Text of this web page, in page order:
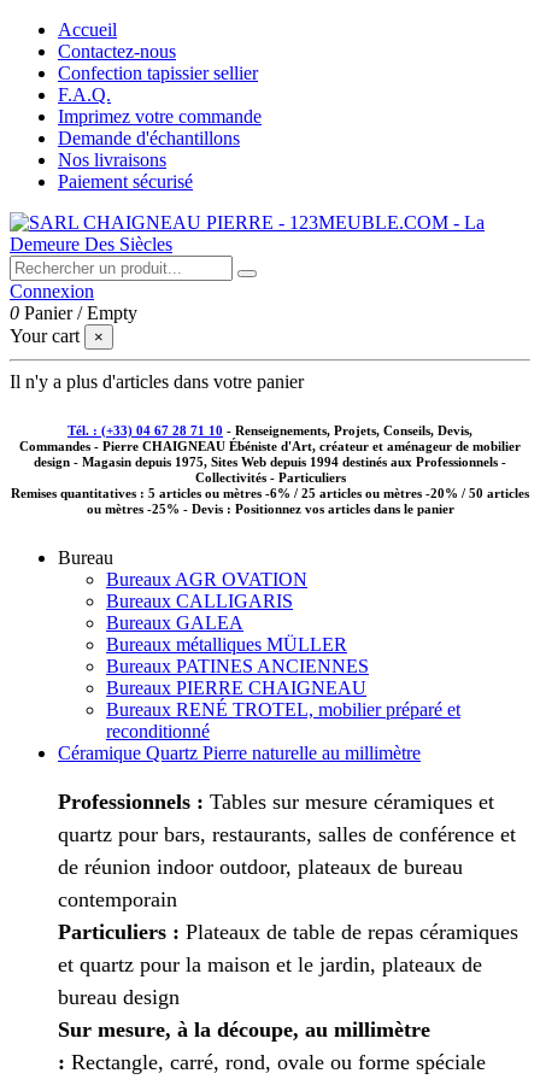
Accueil
Contactez-nous
Confection tapissier sellier
F.A.Q.
Imprimez votre commande
Demande d'échantillons
Nos livraisons
Paiement sécurisé
Connexion
0 Panier /Empty
Your cart
×
Il n'y a plus d'articles dans votre panier
Tél. : (+33) 04 67 28 71 10 - Renseignements, Projets, Conseils, Devis,
Commandes - Pierre CHAIGNEAU Ébéniste d'Art, créateur et aménageur de mobilier
design - Magasin depuis 1975, Sites Web depuis 1994 destinés aux Professionnels -
Collectivités - Particuliers
Remises quantitatives : 5 articles ou mètres -6% / 25 articles ou mètres -20% / 50 articles
ou mètres -25% - Devis : Positionnez vos articles dans le panier
Bureau
Bureaux AGR OVATION
Bureaux CALLIGARIS
Bureaux GALEA
Bureaux métalliques MÜLLER
Bureaux PATINES ANCIENNES
Bureaux PIERRE CHAIGNEAU
Bureaux RENÉ TROTEL, mobilier préparé et
reconditionné
Céramique Quartz Pierre naturelle au millimètre
Professionnels : Tables sur mesure céramiques et
quartz pour bars, restaurants, salles de conférence et
de réunion indoor outdoor, plateaux de bureau
contemporain
Particuliers : Plateaux de table de repas céramiques
et quartz pour la maison et le jardin, plateaux de
bureau design
Sur mesure, à la découpe, au millimètre
: Rectangle, carré, rond, ovale ou forme spéciale